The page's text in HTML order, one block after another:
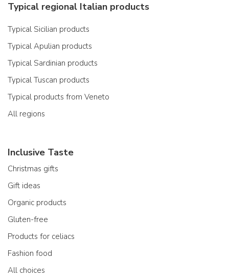
Typical regional Italian products
Typical Sicilian products
Typical Apulian products
Typical Sardinian products
Typical Tuscan products
Typical products from Veneto
All regions
Inclusive Taste
Christmas gifts
Gift ideas
Organic products
Gluten-free
Products for celiacs
Fashion food
All choices